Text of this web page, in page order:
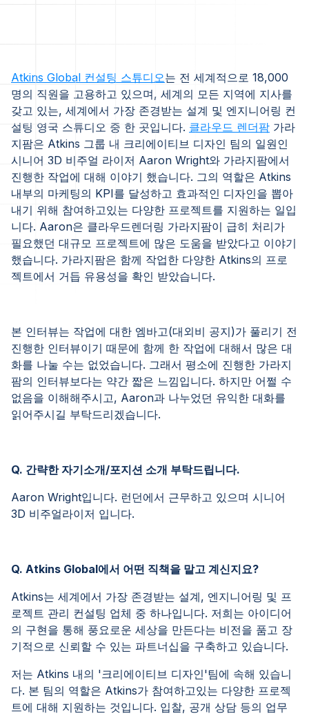
Atkins Global 컨설팅 스튜디오는 전 세계적으로 18,000
명의 직원을 고용하고 있으며, 세계의 모든 지역에 지사를
갖고 있는, 세계에서 가장 존경받는 설계 및 엔지니어링 컨
설팅 영국 스튜디오 중 한 곳입니다. 클라우드 렌더팜 가라
지팜은 Atkins 그룹 내 크리에이티브 디자인 팀의 일원인
시니어 3D 비주얼 라이저 Aaron Wright와 가라지팜에서
진행한 작업에 대해 이야기 했습니다. 그의 역할은 Atkins
내부의 마케팅의 KPI를 달성하고 효과적인 디자인을 뽑아
내기 위해 참여하고있는 다양한 프로젝트를 지원하는 일입
니다. Aaron은 클라우드렌더링 가라지팜이 급히 처리가
필요했던 대규모 프로젝트에 많은 도움을 받았다고 이야기
했습니다. 가라지팜은 함께 작업한 다양한 Atkins의 프로
젝트에서 거듭 유용성을 확인 받았습니다.
본 인터뷰는 작업에 대한 엠바고(대외비 공지)가 풀리기 전
진행한 인터뷰이기 때문에 함께 한 작업에 대해서 많은 대
화를 나눌 수는 없었습니다. 그래서 평소에 진행한 가라지
팜의 인터뷰보다는 약간 짧은 느낌입니다. 하지만 어쩔 수
없음을 이해해주시고, Aaron과 나누었던 유익한 대화를
읽어주시길 부탁드리겠습니다.
Q. 간략한 자기소개/포지션 소개 부탁드립니다.
Aaron Wright입니다. 런던에서 근무하고 있으며 시니어
3D 비주얼라이저 입니다.
Q. Atkins Global에서 어떤 직책을 맡고 계신지요?
Atkins는 세계에서 가장 존경받는 설계, 엔지니어링 및 프
로젝트 관리 컨설팅 업체 중 하나입니다. 저희는 아이디어
의 구현을 통해 풍요로운 세상을 만든다는 비전을 품고 장
기적으로 신뢰할 수 있는 파트너십을 구축하고 있습니다.
저는 Atkins 내의 '크리에이티브 디자인'팀에 속해 있습니
다. 본 팀의 역할은 Atkins가 참여하고있는 다양한 프로젝
트에 대해 지원하는 것입니다. 입찰, 공개 상담 등의 업무